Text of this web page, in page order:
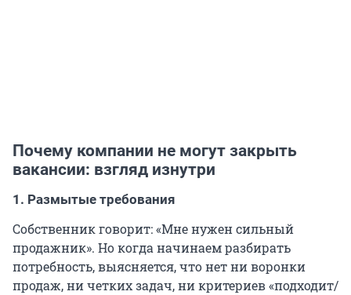
Почему компании не могут закрыть
вакансии: взгляд изнутри
1. Размытые требования
Собственник говорит: «Мне нужен сильный
продажник». Но когда начинаем разбирать
потребность, выясняется, что нет ни воронки
продаж, ни четких задач, ни критериев «подходит/